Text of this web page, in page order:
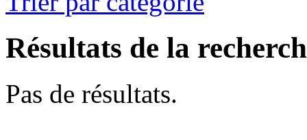
Résultats de la
Pas de résultats.